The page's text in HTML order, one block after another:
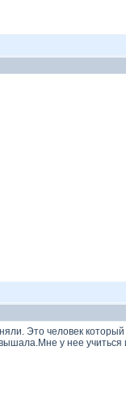
Это человек который
у нее учиться